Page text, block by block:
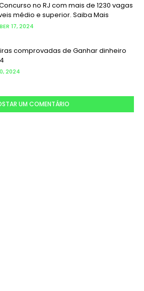
no RJ com mais de 1230 vagas
médio e superior. Saiba Mais
17, 2024
comprovadas de Ganhar dinheiro
2024
UM COMENTÁRIO